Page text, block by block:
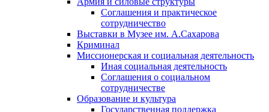
Соглашения и практическое
сотрудничество
Выставки в Музее им. А.Сахарова
Криминал
Миссионерская и социальная деятельность
Иная социальная деятельность
Соглашения о социальном
сотрудничестве
Образование и культура
Государственная поддержка